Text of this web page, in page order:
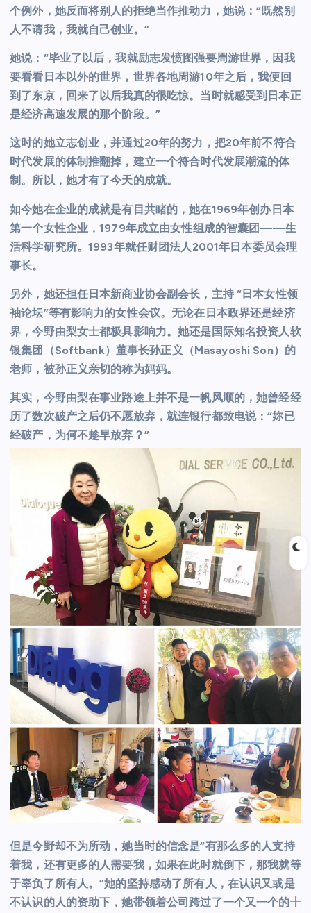
个例外，她反而将别人的拒绝当作推动力，她说：“既然别
人不请我，我就自己创业。”
她说：“毕业了以后，我就励志发愤图强要周游世界，因我
要看看日本以外的世界，世界各地周游10年之后，我便回
到了东京，回来了以后我真的很吃惊。当时就感受到日本正
是经济高速发展的那个阶段。”
这时的她立志创业，并通过20年的努力，把20年前不符合
时代发展的体制推翻掉，建立一个符合时代发展潮流的体
制。所以，她才有了今天的成就。
如今她在企业的成就是有目共睹的，她在1969年创办日本
第一个女性企业，1979年成立由女性组成的智囊团——生
活科学研究所。1993年就任财团法人2001年日本委员会理
事长。
另外，她还担任日本新商业协会副会长，主持 “日本女性领
袖论坛”等有影响力的女性会议。无论在日本政界还是经济
界，今野由梨女士都极具影响力。她还是国际知名投资人软
银集团（Softbank）董事长孙正义（Masayoshi Son）的
老师，被孙正义亲切的称为妈妈。
其实，今野由梨在事业路途上并不是一帆风顺的，她曾经经
历了数次破产之后仍不愿放弃，就连银行都致电说：“妳已
经破产，为何不趁早放弃？”
但是今野却不为所动，她当时的信念是“有那么多的人支持
着我，还有更多的人需要我，如果在此时就倒下，那我就等
于辜负了所有人。”她的坚持感动了所有人，在认识又或是
不认识的人的资助下，她带领着公司跨过了一个又一个的十